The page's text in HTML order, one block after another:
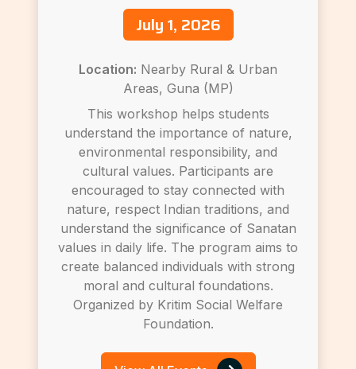
July 1, 2026
Location: Nearby Rural & Urban
Areas, Guna (MP)
This workshop helps students
understand the importance of nature,
environmental responsibility, and
cultural values. Participants are
encouraged to stay connected with
nature, respect Indian traditions, and
understand the significance of Sanatan
values in daily life. The program aims to
create balanced individuals with strong
moral and cultural foundations.
Organized by Kritim Social Welfare
Foundation.